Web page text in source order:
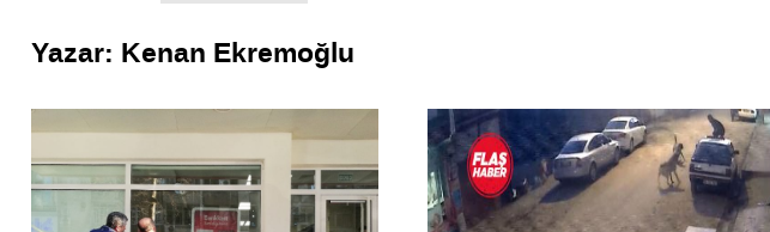
Yazar: Kenan Ekremoğlu